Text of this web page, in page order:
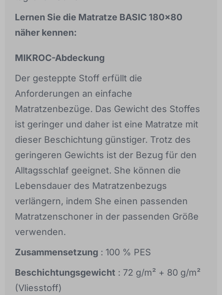
Lernen Sie die Matratze BASIC 180x80
näher kennen:
MIKROC-Abdeckung
Der gesteppte Stoff erfüllt die
Anforderungen an einfache
Matratzenbezüge. Das Gewicht des Stoffes
ist geringer und daher ist eine Matratze mit
dieser Beschichtung günstiger. Trotz des
geringeren Gewichts ist der Bezug für den
Alltagsschlaf geeignet. She können die
Lebensdauer des Matratzenbezugs
verlängern, indem She einen passenden
Matratzenschoner in der passenden Größe
verwenden.
Zusammensetzung : 100 % PES
Beschichtungsgewicht : 72 g/m² + 80 g/m²
(Vliesstoff)